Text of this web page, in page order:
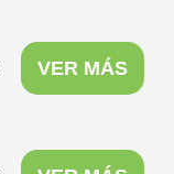
VER MÁS